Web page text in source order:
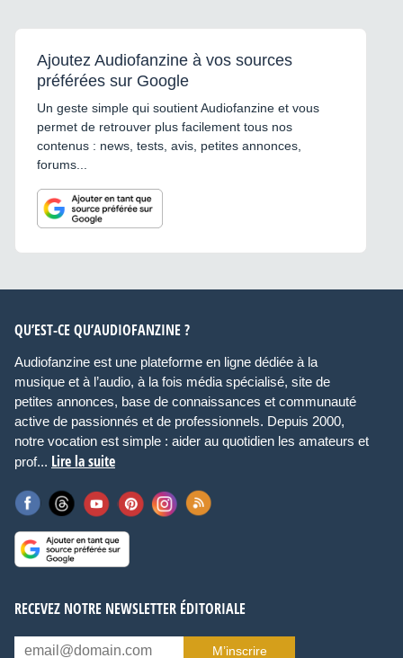
Ajoutez Audiofanzine à vos sources
préférées sur Google
Un geste simple qui soutient Audiofanzine et vous
permet de retrouver plus facilement tous nos
contenus : news, tests, avis, petites annonces,
forums...
QU’EST-CE QU’AUDIOFANZINE ?
Audiofanzine est une plateforme en ligne dédiée à la
musique et à l’audio, à la fois média spécialisé, site de
petites annonces, base de connaissances et communauté
active de passionnés et de professionnels. Depuis 2000,
notre vocation est simple : aider au quotidien les amateurs et
prof... Lire la suite
RECEVEZ NOTRE NEWSLETTER ÉDITORIALE
M’inscrire